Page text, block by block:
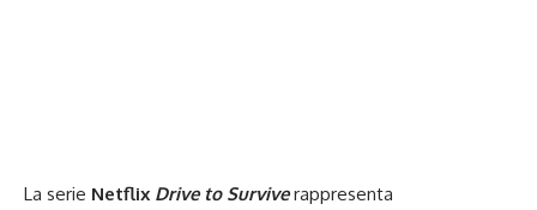
La serie Netflix Drive to Surviverappresenta